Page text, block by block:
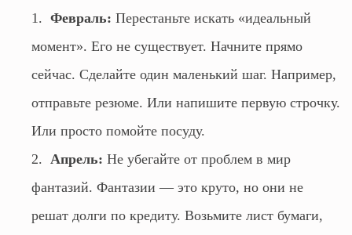
Февраль: Перестаньте искать «идеальный
момент». Его не существует. Начните прямо
сейчас. Сделайте один маленький шаг. Например,
отправьте резюме. Или напишите первую строчку.
Или просто помойте посуду.
Апрель: Не убегайте от проблем в мир
фантазий. Фантазии — это круто, но они не
решат долги по кредиту. Возьмите лист бумаги,